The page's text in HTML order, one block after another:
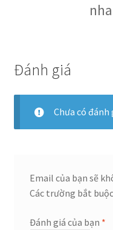
Đánh giá
Chưa có đánh
Email của bạn sẽ
Các trường bắt
Đánh giá của bạn *